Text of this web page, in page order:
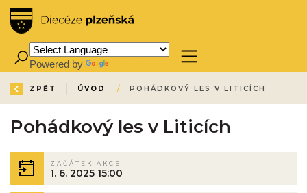
Powered by
ZPĚT ÚVOD / POHÁDKOVÝ LES V LITICÍCH
Pohádkový les v Liticích
ZAČÁTEK AKCE
1. 6. 2025 15:00